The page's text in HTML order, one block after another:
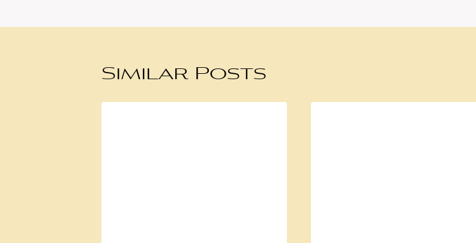
Similar Posts